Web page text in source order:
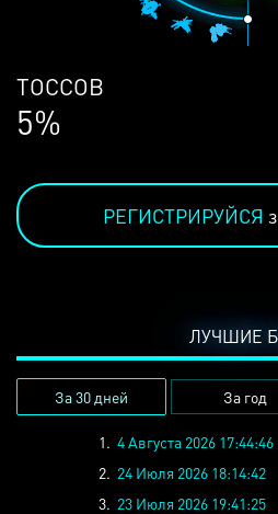
ЛЮДЕЙ
68%
РЕГИСТРИРУЙСЯ
ЛУЧШИЕ
За 30 дней За год
1. 4 Августа 2026 17:44:46
2. 24 Июля 2026 18:14:42
3. 23 Июля 2026 19:41:25